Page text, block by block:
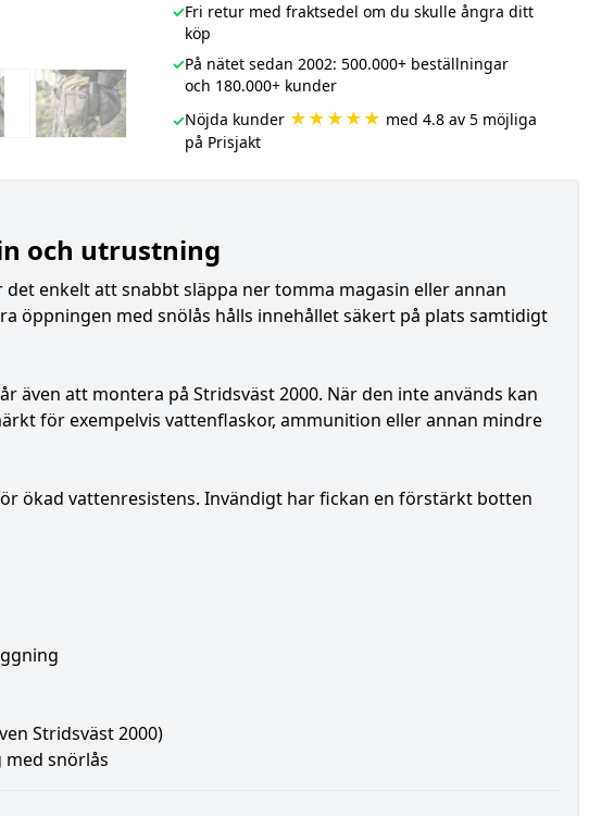
✓Fri retur med fraktsedel om du skulle ångra ditt
köp
✓På nätet sedan 2002: 500.000+ beställningar
och 180.000+ kunder
✓Nöjda kunder ★★★★★ med 4.8 av 5 möjliga
på Prisjakt
och utrustning
enkelt att snabbt släppa ner tomma magasin eller annan
öppningen med snölås hålls innehållet säkert på plats samtidigt
även att montera på Stridsväst 2000. När den inte används kan
för exempelvis vattenflaskor, ammunition eller annan mindre
ökad vattenresistens. Invändigt har fickan en förstärkt botten
Stridsväst 2000)
snörlås